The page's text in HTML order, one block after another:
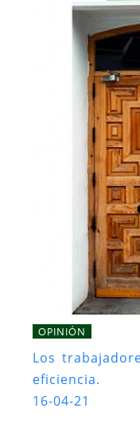
OPINIÓN
Los
eficiencia.
16-04-21